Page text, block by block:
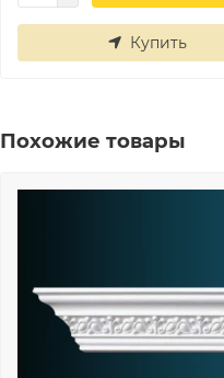
Купить
Похожие товары